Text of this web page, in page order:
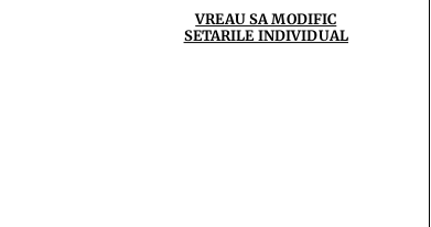
publicistice purtătoare de Drepturi de Autor.
VREAU SA MODIFIC
SETARILE INDIVIDUAL